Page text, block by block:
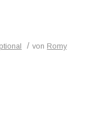
/ von Romy